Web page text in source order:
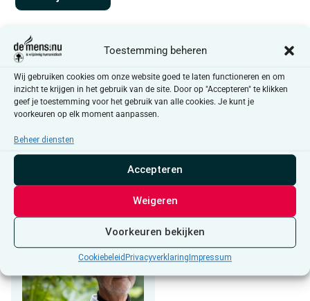
Toestemming beheren
Wij gebruiken cookies om onze website goed te laten functioneren en om
inzicht te krijgen in het gebruik van de site. Door op "Accepteren" te klikken
geef je toestemming voor het gebruik van alle cookies. Je kunt je
voorkeuren op elk moment aanpassen.
Beheer diensten
Accepteren
Weigeren
Voorkeuren bekijken
Cookiebeleid Privacyverklaring Impressum
Uitgelicht
Vrij-Spraak
In
de
kijker